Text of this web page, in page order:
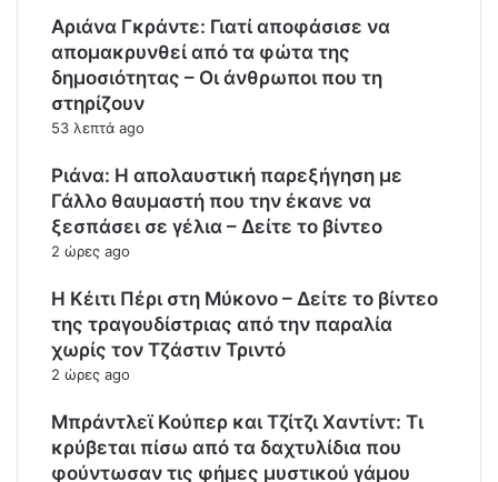
Αριάνα Γκράντε: Γιατί αποφάσισε να
απομακρυνθεί από τα φώτα της
δημοσιότητας – Οι άνθρωποι που τη
στηρίζουν
53 λεπτά ago
Ριάνα: Η απολαυστική παρεξήγηση με
Γάλλο θαυμαστή που την έκανε να
ξεσπάσει σε γέλια – Δείτε το βίντεο
2 ώρες ago
H Κέιτι Πέρι στη Μύκονο – Δείτε το βίντεο
της τραγουδίστριας από την παραλία
χωρίς τον Τζάστιν Τριντό
2 ώρες ago
Μπράντλεϊ Κούπερ και Τζίτζι Χαντίντ: Τι
κρύβεται πίσω από τα δαχτυλίδια που
φούντωσαν τις φήμες μυστικού γάμου